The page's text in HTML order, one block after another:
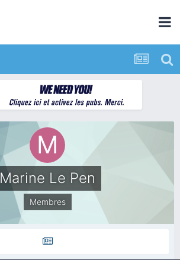
Marine Le Pen
Membres